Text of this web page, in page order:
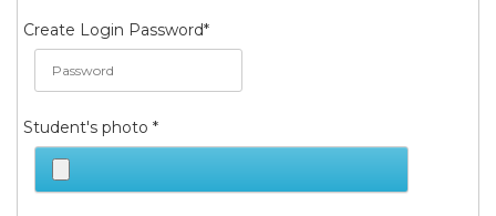
Create Login Password*
Student's photo *